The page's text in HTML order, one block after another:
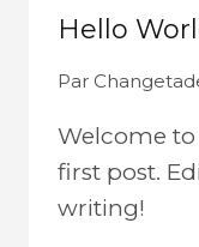
Hello
Par
Welcome to
first post.
writing!